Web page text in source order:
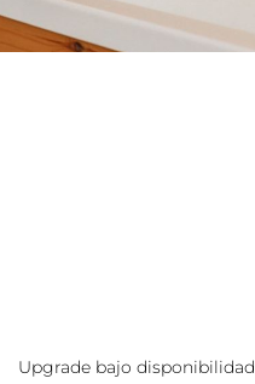
Upgrade bajo disponibilidad